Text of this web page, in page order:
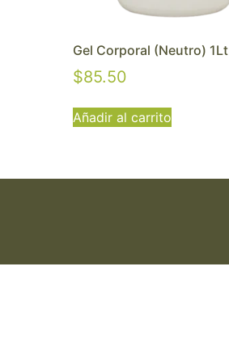
Gel Corporal (Neutro) 1Lt
$85.50
Añadir al carrito